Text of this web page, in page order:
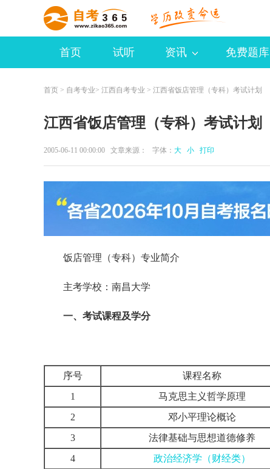
首页 试听 资讯 免费题库
首页 > 自考专业> 江西自考专业 > 江西省饭店管理（专科）考试计划
江西省饭店管理（专科）考试计划
2005-06-11 00:00:00 文章来源： 字体： 大 小 打印
饭店管理（专科）专业简介
主考学校：南昌大学
一、考试课程及学分
序号 课程名称
1
马克思主义哲学原理
2
邓小平理论概论
3
法律基础与思想道德修养
4
政治经济学（财经类）